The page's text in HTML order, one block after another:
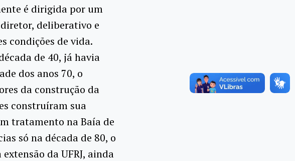
é dirigida por um
deliberativo e
condições de vida.
de 40, já havia
dos anos 70, o
da construção da
construíram sua
tratamento na Baía de
só na década de 80, o
da UFRJ, ainda